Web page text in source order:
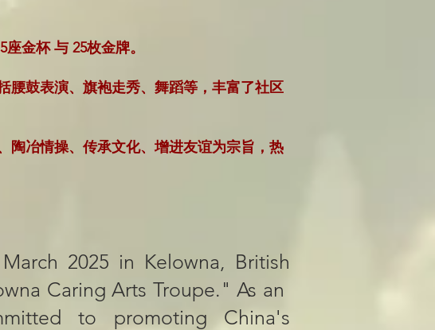
金杯 与 25枚金牌。
腰鼓表演、旗袍走秀、舞蹈等，丰富了社区
陶冶情操、传承文化、增进友谊为宗旨，热
2025 in Kelowna, British
Caring Arts Troupe." As an
to promoting China's